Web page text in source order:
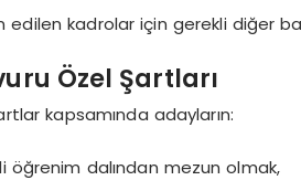
edilen kadrolar için gerekli diğer
Özel Şartları
kapsamında adayların:
öğrenim dalından mezun olmak,